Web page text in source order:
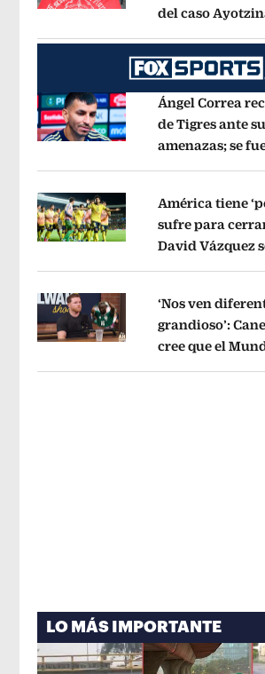
Opens in new windowdel caso
Opens in new window
Ángel Correa
de Tigres ante
amenazas; se
Opens in new window
América tiene
sufre para
David Vázquez
Opens in new window
‘Nos ven
grandioso’:
cree que el
LO MÁS IMPORTANTE